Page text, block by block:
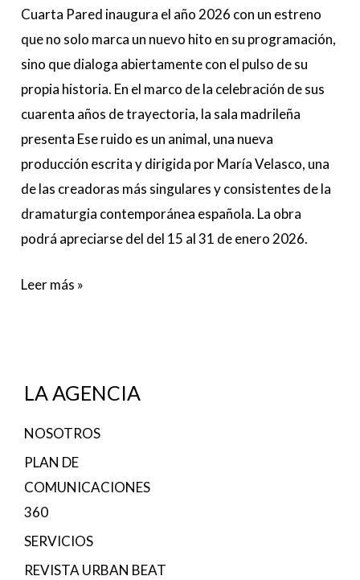
Cuarta Pared inaugura el año 2026 con un estreno
que no solo marca un nuevo hito en su programación,
sino que dialoga abiertamente con el pulso de su
propia historia. En el marco de la celebración de sus
cuarenta años de trayectoria, la sala madrileña
presenta Ese ruido es un animal, una nueva
producción escrita y dirigida por María Velasco, una
de las creadoras más singulares y consistentes de la
dramaturgia contemporánea española. La obra
podrá apreciarse del del 15 al 31 de enero 2026.
Leer más »
LA AGENCIA
NOSOTROS
PLAN DE
COMUNICACIONES
360
SERVICIOS
REVISTA URBAN BEAT